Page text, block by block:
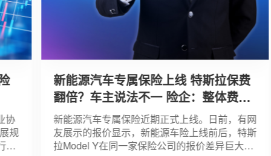
规
新能源汽车专属保险上线 特斯拉保费
翻倍？车主说法不一 险企：整体费率
调整不显著
新能源汽车专属保险近期正式上线。日前，有网
友展示的报价显示，新能源车险上线前后，特斯
拉Model Y在同一家保险公司的报价差异巨大，